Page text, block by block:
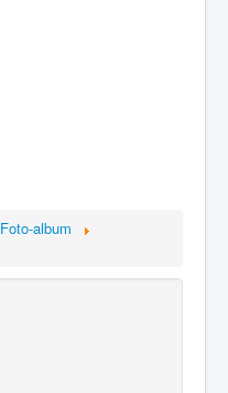
Foto-album